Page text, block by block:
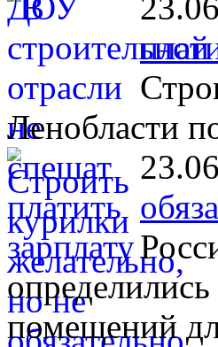
Ленобласти
помещений